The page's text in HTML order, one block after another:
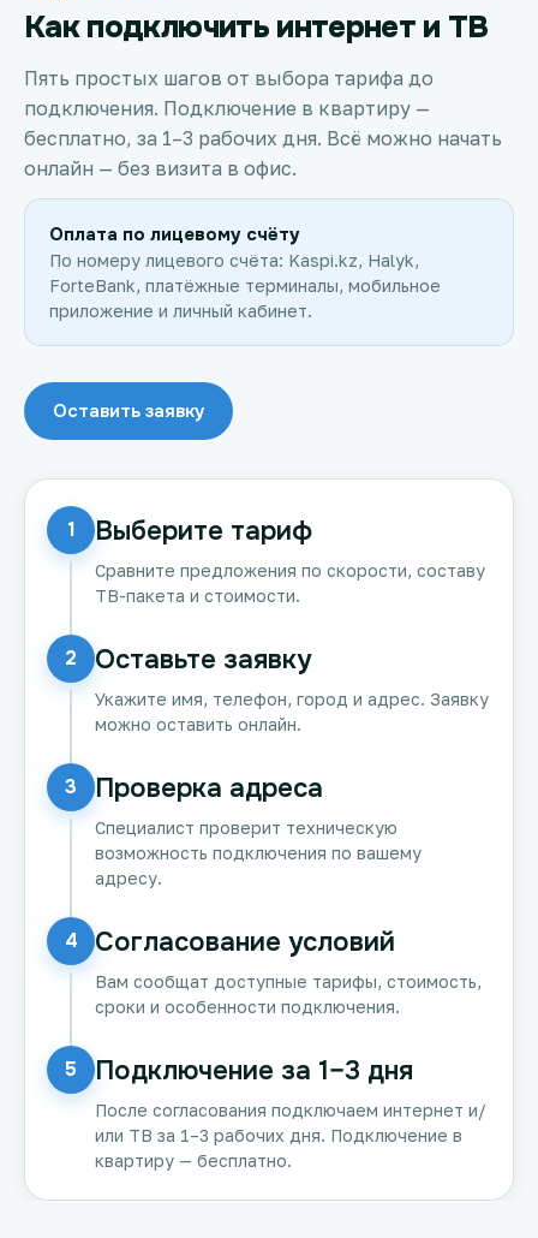
Как подключить интернет и ТВ
Пять простых шагов от выбора тарифа до
подключения. Подключение в квартиру —
бесплатно, за 1–3 рабочих дня. Всё можно начать
онлайн — без визита в офис.
Оплата по лицевому счёту
По номеру лицевого счёта: Kaspi.kz, Halyk,
ForteBank, платёжные терминалы, мобильное
приложение и личный кабинет.
Оставить заявку
1 Выберите тариф
Сравните предложения по скорости, составу
ТВ-пакета и стоимости.
2 Оставьте заявку
Укажите имя, телефон, город и адрес. Заявку
можно оставить онлайн.
3 Проверка адреса
Специалист проверит техническую
возможность подключения по вашему
адресу.
4 Согласование условий
Вам сообщат доступные тарифы, стоимость,
сроки и особенности подключения.
5 Подключение за 1–3 дня
После согласования подключаем интернет и/
или ТВ за 1–3 рабочих дня. Подключение в
квартиру — бесплатно.